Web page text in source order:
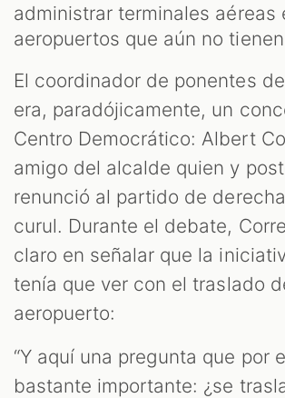
administrar terminales aéreas
aeropuertos que aún no
El coordinador de ponentes
era, paradójicamente, un
Centro Democrático: Albert
amigo del alcalde quien y
renunció al partido de
curul. Durante el debate,
claro en señalar que la
tenía que ver con el traslado
aeropuerto:
“Y aquí una pregunta que por
bastante importante: ¿se